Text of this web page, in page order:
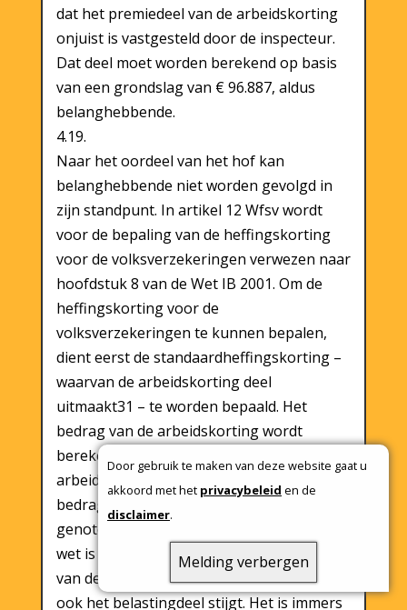
Door gebruik te maken van deze website gaat u
akkoord met het privacybeleid en de
disclaimer.
Melding verbergen
dat het premiedeel van de arbeidskorting
onjuist is vastgesteld door de inspecteur.
Dat deel moet worden berekend op basis
van een grondslag van € 96.887, aldus
belanghebbende.
4.19.
Naar het oordeel van het hof kan
belanghebbende niet worden gevolgd in
zijn standpunt. In artikel 12 Wfsv wordt
voor de bepaling van de heffingskorting
voor de volksverzekeringen verwezen naar
hoofdstuk 8 van de Wet IB 2001. Om de
heffingskorting voor de
volksverzekeringen te kunnen bepalen,
dient eerst de standaardheffingskorting –
waarvan de arbeidskorting deel
uitmaakt31 – te worden bepaald. Het
bedrag van de arbeidskorting wordt
berekend op basis van het
arbeidsinkomen, dat wil zeggen het
bedrag dat belanghebbende als loon heeft
genoten.32 Gelet op de systematiek van de
wet is het niet mogelijk dat het premiedeel
van de arbeidskorting stijgt zonder dat
ook het belastingdeel stijgt. Het is immers